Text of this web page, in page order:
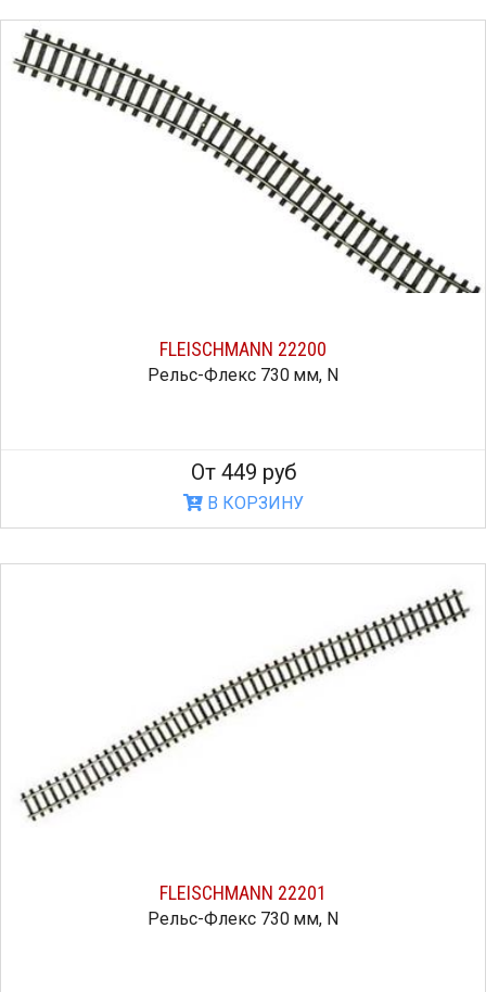
FLEISCHMANN 22200
Рельс-Флекс 730 мм, N
От 449 руб
В КОРЗИНУ
FLEISCHMANN 22201
Рельс-Флекс 730 мм, N